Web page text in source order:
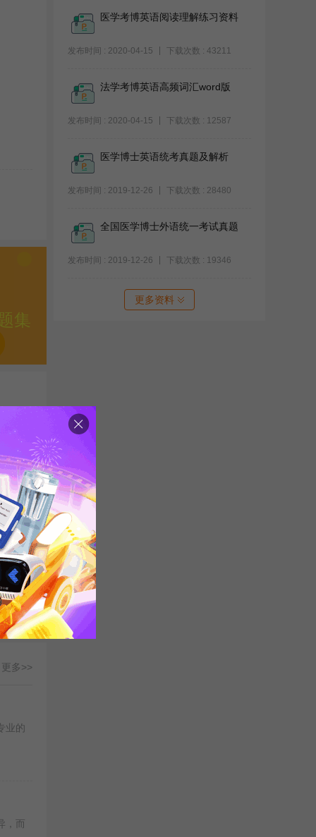
集
理
统
更多>>
业的
，而
医学考博英语阅读理解练习资料
发布时间 : 2020-04-15 下载次数 : 43211
法学考博英语高频词汇word版
发布时间 : 2020-04-15 下载次数 : 12587
医学博士英语统考真题及解析
发布时间 : 2019-12-26 下载次数 : 28480
全国医学博士外语统一考试真题
发布时间 : 2019-12-26 下载次数 : 19346
更多资料